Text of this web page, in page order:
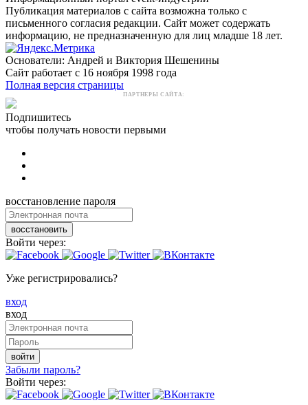
Публикация материалов с сайта возможна только с
письменного согласия редакции. Сайт может содержать
информацию, не предназначенную для лиц младше 18 лет.
Основатели: Андрей и Виктория Шешенины
Сайт работает с 16 ноября 1998 года
Полная версия страницы
ПАРТНЕРЫ САЙТА:
Подпишитесь
чтобы получать новости первыми
восстановление пароля
восстановить
Войти через:
Уже регистрировались?
вход
вход
войти
Забыли пароль?
Войти через: